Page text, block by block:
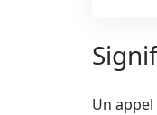
Un